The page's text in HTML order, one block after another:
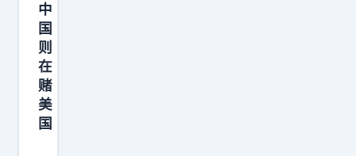
中
国
则
在
赌
美
国